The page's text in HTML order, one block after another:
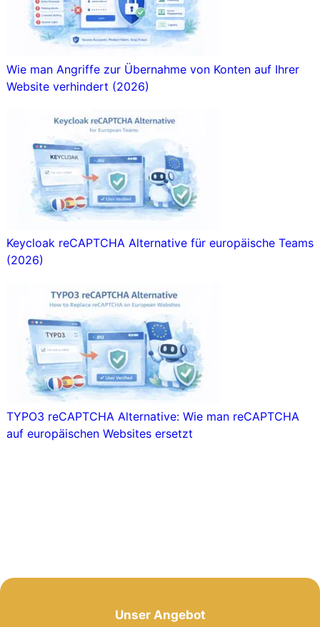
Wie man Angriffe zur Übernahme von Konten auf Ihrer
Website verhindert (2026)
Keycloak reCAPTCHA Alternative für europäische Teams
(2026)
TYPO3 reCAPTCHA Alternative: Wie man reCAPTCHA
auf europäischen Websites ersetzt
Unser Angebot